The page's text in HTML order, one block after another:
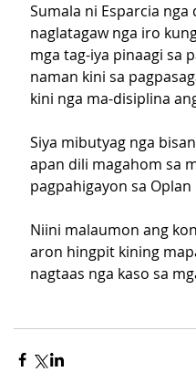
Sumala ni Esparcia
naglatagaw nga iro
mga tag-iya pinaagi sa
naman kini sa
kini nga ma-disiplina
Siya mibutyag nga
apan dili magahom sa
pagpahigayon sa
Niini malaumon ang
aron hingpit kining
nagtaas nga kaso sa